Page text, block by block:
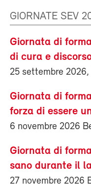
GIORNATE SEV
Giornata di
di cura e
25 settembre 2026,
Giornata di
forza di essere
6 novembre 2026
Giornata di
sano durante il
27 novembre 2026